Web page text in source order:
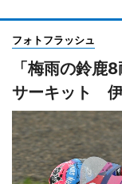
フォトフラッシュ
「梅雨の鈴
サーキット